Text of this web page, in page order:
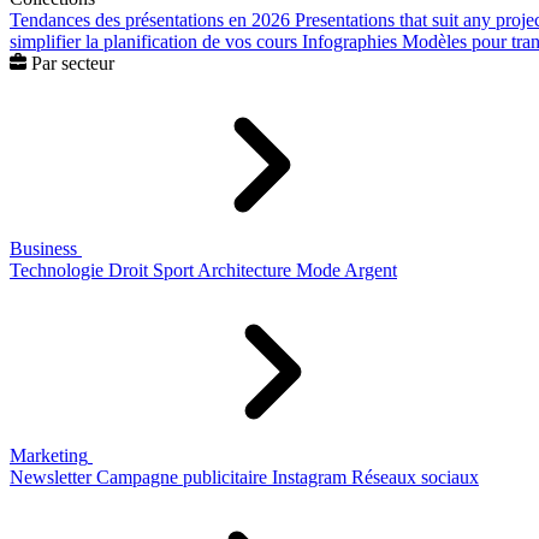
Tendances des présentations en 2026 Presentations that suit any
simplifier la planification de vos cours Infographies Modèles pour
Par secteur
Business
Technologie Droit Sport Architecture Mode Argent
Marketing
Newsletter Campagne publicitaire Instagram Réseaux sociaux